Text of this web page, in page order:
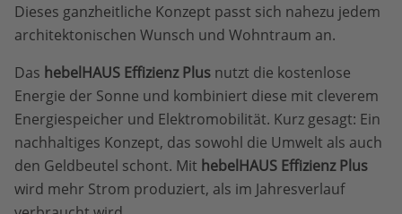
Dieses ganzheitliche Konzept passt sich nahezu jedem
architektonischen Wunsch und Wohntraum an.
Das hebelHAUS Effizienz Plus nutzt die kostenlose
Energie der Sonne und kombiniert diese mit cleverem
Energiespeicher und Elektromobilität. Kurz gesagt: Ein
nachhaltiges Konzept, das sowohl die Umwelt als auch
den Geldbeutel schont. Mit hebelHAUS Effizienz Plus
wird mehr Strom produziert, als im Jahresverlauf